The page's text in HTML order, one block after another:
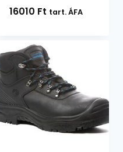
16010 Ft tart. ÁFA